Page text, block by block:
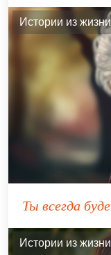
Истории из жизни
Ты всегда
Истории из жизни